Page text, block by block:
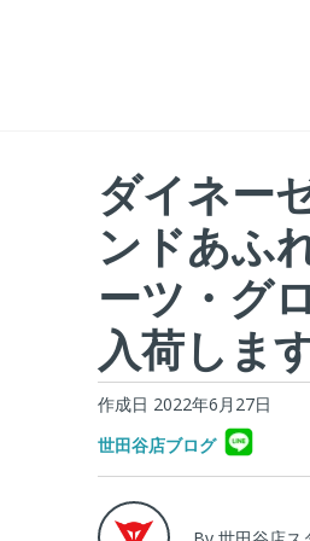
ダイネー
ンドあふ
ーツ・グ
入荷しま
作成日 2022年6月27日
世田谷店ブログ